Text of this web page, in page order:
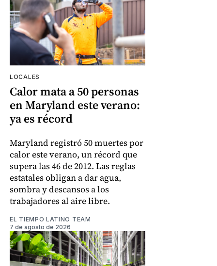
LOCALES
Calor mata a 50 personas
en Maryland este verano:
ya es récord
Maryland registró 50 muertes por
calor este verano, un récord que
supera las 46 de 2012. Las reglas
estatales obligan a dar agua,
sombra y descansos a los
trabajadores al aire libre.
EL TIEMPO LATINO TEAM
7 de agosto de 2026